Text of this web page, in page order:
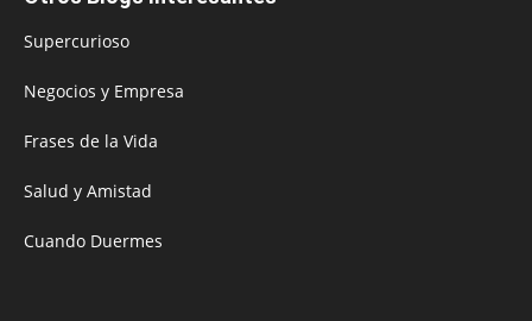
Supercurioso
Negocios y Empresa
Frases de la Vida
Salud y Amistad
Cuando Duermes